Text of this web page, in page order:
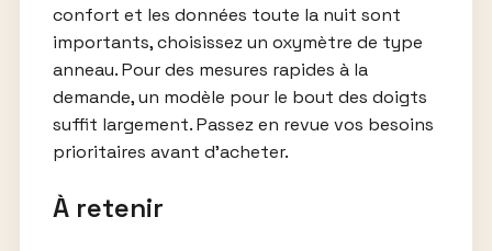
confort et les données toute la nuit sont
importants, choisissez un oxymètre de type
anneau. Pour des mesures rapides à la
demande, un modèle pour le bout des doigts
suffit largement. Passez en revue vos besoins
prioritaires avant d’acheter.
À retenir